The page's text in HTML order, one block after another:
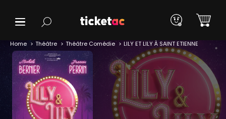
Home Théâtre Théâtre Comédie LILY ET LILY À SAINT ETIENNE